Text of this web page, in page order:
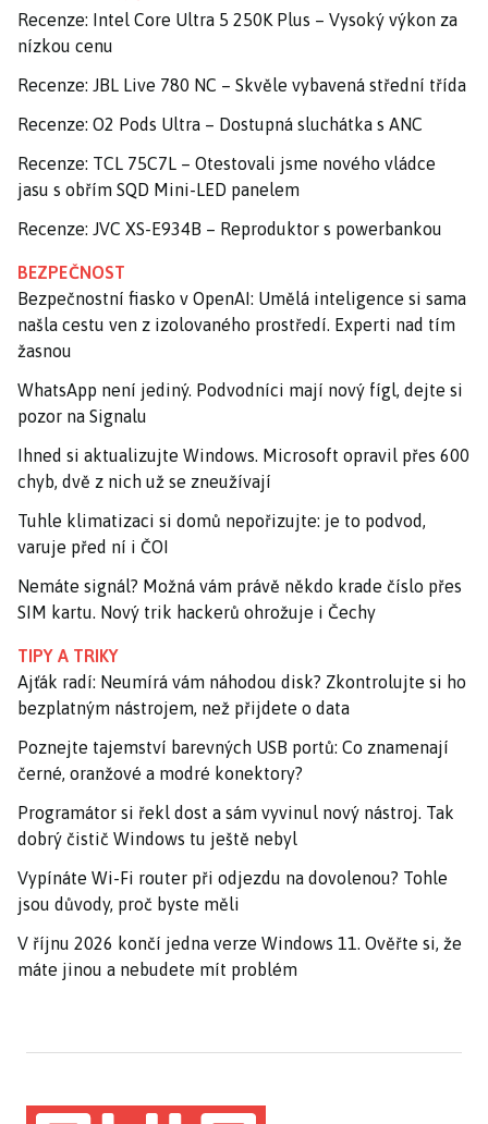
Recenze: Intel Core Ultra 5 250K Plus – Vysoký výkon za
nízkou cenu
Recenze: JBL Live 780 NC – Skvěle vybavená střední třída
Recenze: O2 Pods Ultra – Dostupná sluchátka s ANC
Recenze: TCL 75C7L – Otestovali jsme nového vládce
jasu s obřím SQD Mini-LED panelem
Recenze: JVC XS-E934B – Reproduktor s powerbankou
BEZPEČNOST
Bezpečnostní fiasko v OpenAI: Umělá inteligence si sama
našla cestu ven z izolovaného prostředí. Experti nad tím
žasnou
WhatsApp není jediný. Podvodníci mají nový fígl, dejte si
pozor na Signalu
Ihned si aktualizujte Windows. Microsoft opravil přes 600
chyb, dvě z nich už se zneužívají
Tuhle klimatizaci si domů nepořizujte: je to podvod,
varuje před ní i ČOI
Nemáte signál? Možná vám právě někdo krade číslo přes
SIM kartu. Nový trik hackerů ohrožuje i Čechy
TIPY A TRIKY
Ajťák radí: Neumírá vám náhodou disk? Zkontrolujte si ho
bezplatným nástrojem, než přijdete o data
Poznejte tajemství barevných USB portů: Co znamenají
černé, oranžové a modré konektory?
Programátor si řekl dost a sám vyvinul nový nástroj. Tak
dobrý čistič Windows tu ještě nebyl
Vypínáte Wi-Fi router při odjezdu na dovolenou? Tohle
jsou důvody, proč byste měli
V říjnu 2026 končí jedna verze Windows 11. Ověřte si, že
máte jinou a nebudete mít problém